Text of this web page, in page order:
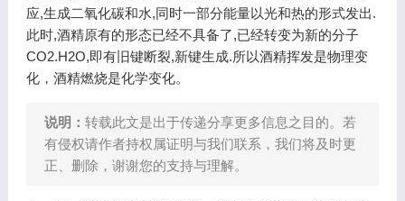
应,生成二氧化碳和水,同时一部分能量以光和热的形式发出.
此时,酒精原有的形态已经不具备了,已经转变为新的分子
CO2.H2O,即有旧键断裂,新键生成.所以酒精挥发是物理变
化，酒精燃烧是化学变化。
说明： 转载此文是出于传递分享更多信息之目的。若
有侵权请作者持权属证明与我们联系，我们将及时更
正、删除，谢谢您的支持与理解。